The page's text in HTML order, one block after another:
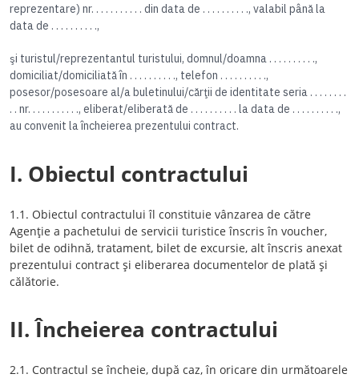
reprezentare) nr. . . . . . . . . . . din data de . . . . . . . . . ., valabil până la
data de . . . . . . . . . .,
şi turistul/reprezentantul turistului, domnul/doamna . . . . . . . . . .,
domiciliat/domiciliată în . . . . . . . . . ., telefon . . . . . . . . . .,
posesor/posesoare al/a buletinului/cărţii de identitate seria . . . . . . . .
. . nr. . . . . . . . . . ., eliberat/eliberată de . . . . . . . . . . la data de . . . . . . . . . .,
au convenit la încheierea prezentului contract.
I. Obiectul contractului
1.1. Obiectul contractului îl constituie vânzarea de către
Agenţie a pachetului de servicii turistice înscris în voucher,
bilet de odihnă, tratament, bilet de excursie, alt înscris anexat
prezentului contract şi eliberarea documentelor de plată şi
călătorie.
II. Încheierea contractului
2.1. Contractul se încheie, după caz, în oricare din următoarele